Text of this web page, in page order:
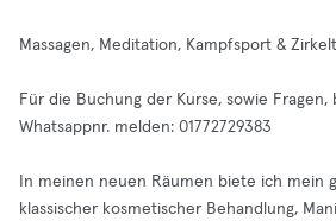
Massagen, Meditation, Kampfsport &
Für die Buchung der Kurse, sowie
Whatsappnr. melden: 01772729383
In meinen neuen Räumen biete ich mein
klassischer kosmetischer Behandlung,